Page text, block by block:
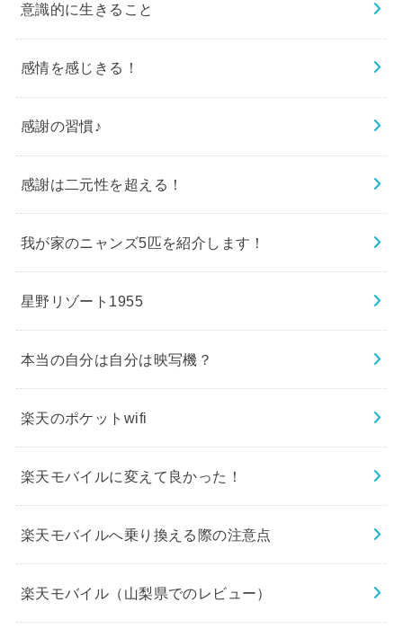
意識的に生きること
感情を感じきる！
感謝の習慣♪
感謝は二元性を超える！
我が家のニャンズ5匹を紹介します！
星野リゾート1955
本当の自分は自分は映写機？
楽天のポケットwifi
楽天モバイルに変えて良かった！
楽天モバイルへ乗り換える際の注意点
楽天モバイル（山梨県でのレビュー）